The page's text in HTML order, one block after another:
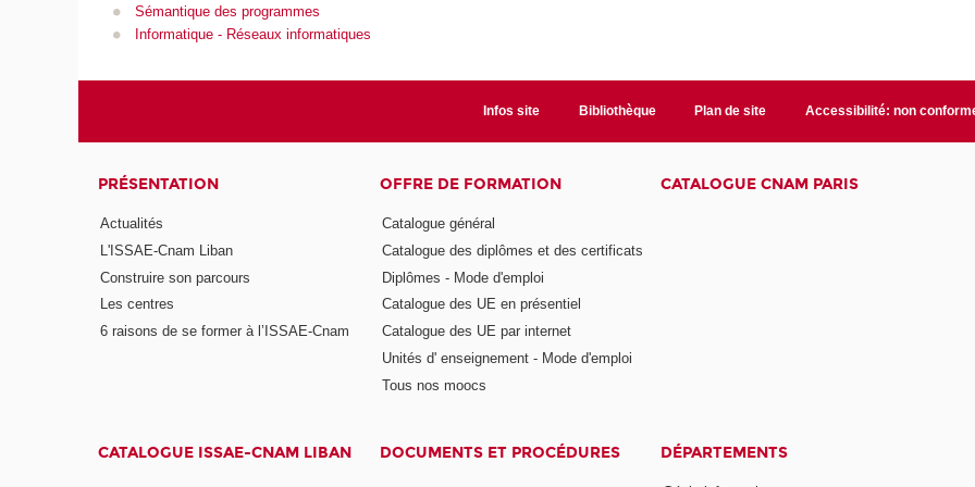
Sémantique des programmes
Informatique - Réseaux informatiques
Infos site Bibliothèque Plan de site Accessibilité: non
PRÉSENTATION
Actualités
L'ISSAE-Cnam Liban
Construire son parcours
Les centres
6 raisons de se former à l’ISSAE-Cnam
OFFRE DE FORMATION
Catalogue général
Catalogue des diplômes et des certificats
Diplômes - Mode d'emploi
Catalogue des UE en présentiel
Catalogue des UE par internet
Unités d' enseignement - Mode d'emploi
Tous nos moocs
CATALOGUE CNAM PARIS
CATALOGUE ISSAE-CNAM LIBAN DOCUMENTS ET PROCÉDURES DÉPARTEMENTS